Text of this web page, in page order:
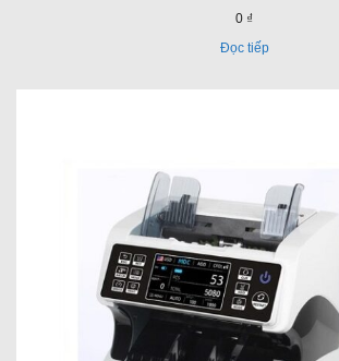
0 ₫
Đọc tiếp